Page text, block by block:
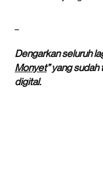
Dengarkan seluruh
Monyet” yang
digital.